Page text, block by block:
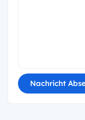
Nachricht